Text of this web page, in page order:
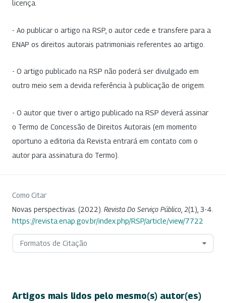
licença.
- Ao publicar o artigo na RSP, o autor cede e transfere para a
ENAP os direitos autorais patrimoniais referentes ao artigo.
- O artigo publicado na RSP não poderá ser divulgado em
outro meio sem a devida referência à publicação de origem.
- O autor que tiver o artigo publicado na RSP deverá assinar
o Termo de Concessão de Direitos Autorais (em momento
oportuno a editoria da Revista entrará em contato com o
autor para assinatura do Termo).
Como Citar
Novas perspectivas. (2022). Revista Do Serviço Público 2(1), 3-4.
https://revista.enap.gov.br/index.php/RSP/article/view/7722
Formatos de Citação
Artigos mais lidos pelo mesmo(s) autor(es)